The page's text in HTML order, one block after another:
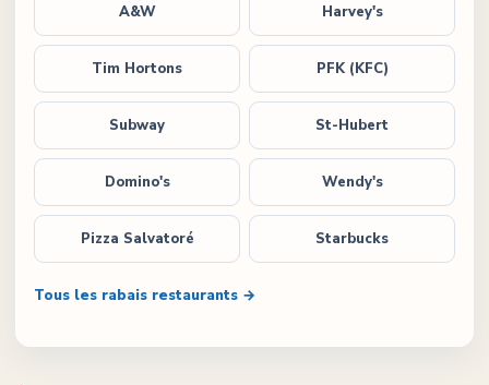
A&W Harvey's
Tim Hortons PFK (KFC)
Subway St-Hubert
Domino's Wendy's
Pizza Salvatoré Starbucks
Tous les rabais restaurants →